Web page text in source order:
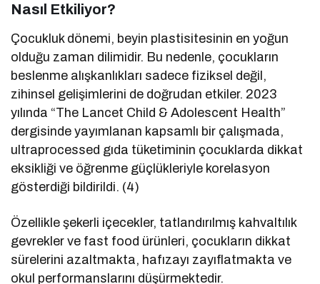
Nasıl Etkiliyor?
Çocukluk dönemi, beyin plastisitesinin en yoğun
olduğu zaman dilimidir. Bu nedenle, çocukların
beslenme alışkanlıkları sadece fiziksel değil,
zihinsel gelişimlerini de doğrudan etkiler. 2023
yılında “The Lancet Child & Adolescent Health”
dergisinde yayımlanan kapsamlı bir çalışmada,
ultraprocessed gıda tüketiminin çocuklarda dikkat
eksikliği ve öğrenme güçlükleriyle korelasyon
gösterdiği bildirildi. (4)
Özellikle şekerli içecekler, tatlandırılmış kahvaltılık
gevrekler ve fast food ürünleri, çocukların dikkat
sürelerini azaltmakta, hafızayı zayıflatmakta ve
okul performanslarını düşürmektedir.